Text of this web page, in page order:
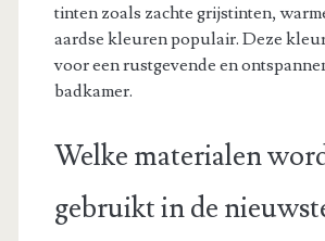
tinten zoals zachte grijstinten,
aardse kleuren populair. Deze
voor een rustgevende en
badkamer.
Welke materialen
gebruikt in de